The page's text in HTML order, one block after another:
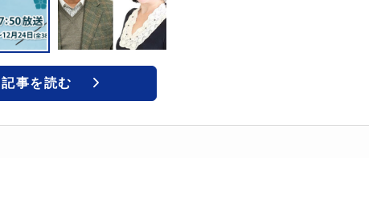
記事を読む